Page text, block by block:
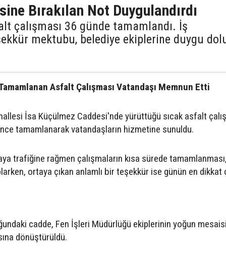
Bırakılan Not Duygulandırdı
çalışması 36 günde tamamlandı. İş
mektubu, belediye ekiplerine duygu
Asfalt Çalışması Vatandaşı Memnun Etti
İsa Küçülmez Caddesi'nde yürüttüğü sıcak asfalt
tamamlanarak vatandaşların hizmetine sunuldu.
trafiğine rağmen çalışmaların kısa sürede tamamlanması,
ortaya çıkan anlamlı bir teşekkür ise günün en dikkat
cadde, Fen İşleri Müdürlüğü ekiplerinin yoğun
dönüştürüldü.